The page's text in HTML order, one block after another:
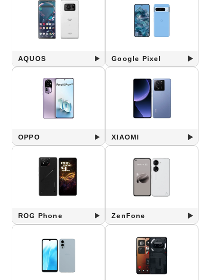
AQUOS Google Pixel
OPPO XIAOMI
ROG Phone ZenFone